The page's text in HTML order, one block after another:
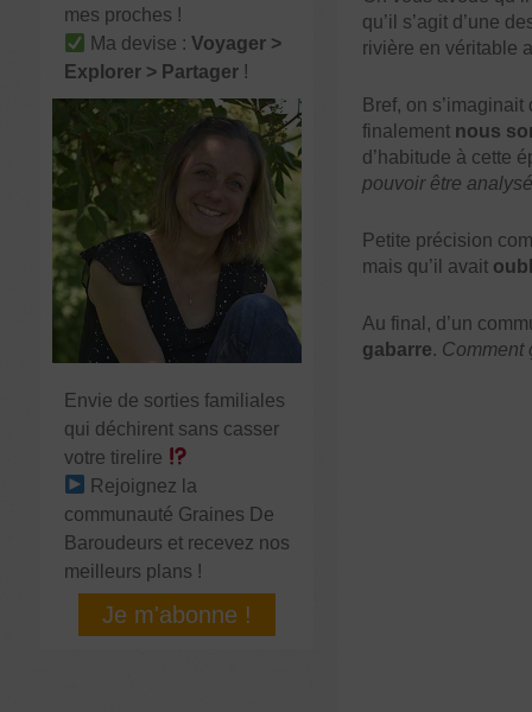
mes proches !
Ma devise : Voyager >
Explorer > Partager!
Envie de sorties familiales
qui déchirent sans casser
votre tirelire
Rejoignez la
communauté Graines De
Baroudeurs et recevez nos
meilleurs plans !
Je m'abonne !
qu’il s’agit d’une
rivière en véritable
Bref, on
finalement nous
d’habitude à cette
pouvoir être
Petite précision
mais qu’il avait
Au final, d’un
gabarre. Comment